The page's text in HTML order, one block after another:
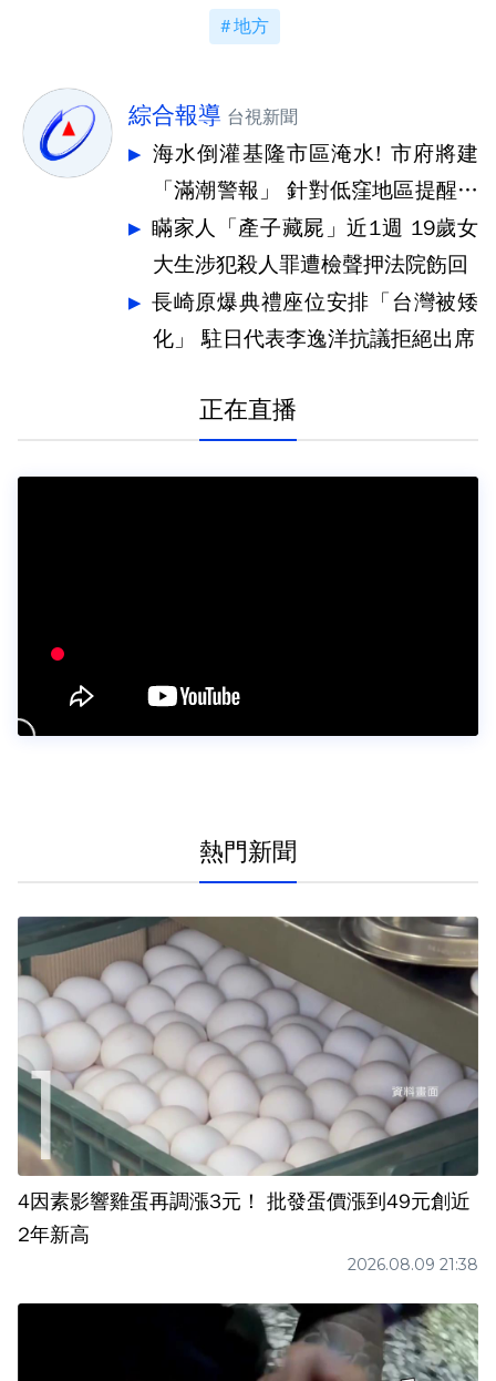
地方
綜合報導 台視新聞
海水倒灌基隆市區淹水! 市府將建
「滿潮警報」 針對低窪地區提醒防
汛
瞞家人「產子藏屍」近1週 19歲女
大生涉犯殺人罪遭檢聲押法院飭回
長崎原爆典禮座位安排「台灣被矮
化」 駐日代表李逸洋抗議拒絕出席
正在直播
熱門新聞
4因素影響雞蛋再調漲3元！ 批發蛋價漲到49元創近
2年新高
2026.08.09 21:38